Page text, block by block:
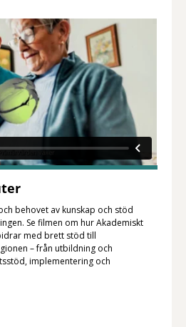
behovet av kunskap och stöd
Se filmen om hur Akademiskt
med brett stöd till
– från utbildning och
implementering och